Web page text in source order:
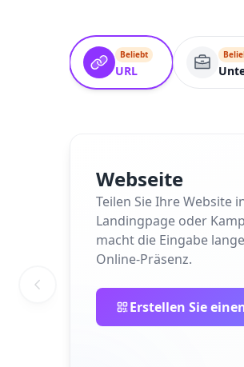
Beliebt
URL
Webseite
Teilen Sie Ihre Website
Landingpage oder
macht die Eingabe
Online-Präsenz.
Erstellen Sie